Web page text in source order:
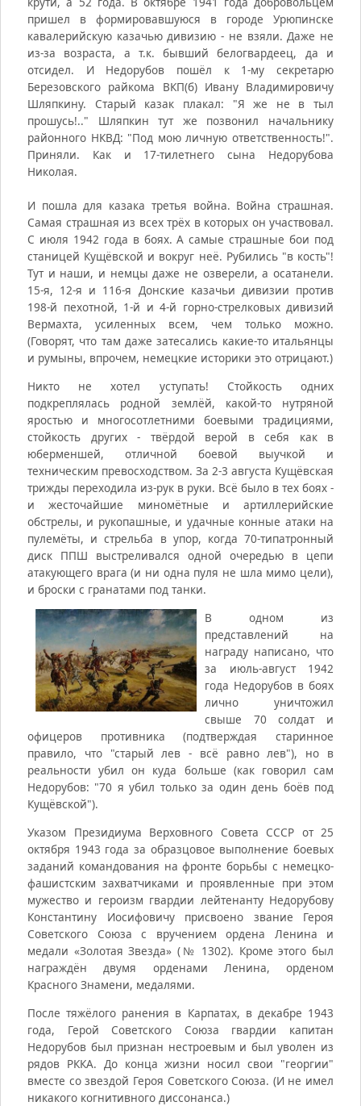
пришел в формировавшуюся в городе Урюпинске
кавалерийскую казачью дивизию - не взяли. Даже не
из-за возраста, а т.к. бывший белогвардеец, да и
отсидел. И Недорубов пошёл к 1-му секретарю
Березовского райкома ВКП(б) Ивану Владимировичу
Шляпкину. Старый казак плакал: "Я же не в тыл
прошусь!.." Шляпкин тут же позвонил начальнику
районного НКВД: "Под мою личную ответственность!".
Приняли. Как и 17-тилетнего сына Недорубова
Николая.
И пошла для казака третья война. Война страшная.
Самая страшная из всех трёх в которых он участвовал.
С июля 1942 года в боях. А самые страшные бои под
станицей Кущёвской и вокруг неё. Рубились "в кость"!
Тут и наши, и немцы даже не озверели, а осатанели.
15-я, 12-я и 116-я Донские казачьи дивизии против
198-й пехотной, 1-й и 4-й горно-стрелковых дивизий
Вермахта, усиленных всем, чем только можно.
(Говорят, что там даже затесались какие-то итальянцы
и румыны, впрочем, немецкие историки это отрицают.)
Никто не хотел уступать! Стойкость одних
подкреплялась родной землёй, какой-то нутряной
яростью и многосотлетними боевыми традициями,
стойкость других - твёрдой верой в себя как в
юберменшей, отличной боевой выучкой и
техническим превосходством. За 2-3 августа Кущёвская
трижды переходила из-рук в руки. Всё было в тех боях -
и жесточайшие миномётные и артиллерийские
обстрелы, и рукопашные, и удачные конные атаки на
пулемёты, и стрельба в упор, когда 70-типатронный
диск ППШ выстреливался одной очередью в цепи
атакующего врага (и ни одна пуля не шла мимо цели),
и броски с гранатами под танки.
В одном из
представлений на
награду написано, что
за июль-август 1942
года Недорубов в боях
лично уничтожил
свыше 70 солдат и
офицеров противника (подтверждая старинное
правило, что "старый лев - всё равно лев"), но в
реальности убил он куда больше (как говорил сам
Недорубов: "70 я убил только за один день боёв под
Кущёвской").
Указом Президиума Верховного Совета СССР от 25
октября 1943 года за образцовое выполнение боевых
заданий командования на фронте борьбы с немецко-
фашистским захватчиками и проявленные при этом
мужество и героизм гвардии лейтенанту Недорубову
Константину Иосифовичу присвоено звание Героя
Советского Союза с вручением ордена Ленина и
медали «Золотая Звезда» (№ 1302). Кроме этого был
награждён двумя орденами Ленина, орденом
Красного Знамени, медалями.
После тяжёлого ранения в Карпатах, в декабре 1943
года, Герой Советского Союза гвардии капитан
Недорубов был признан нестроевым и был уволен из
рядов РККА. До конца жизни носил свои "георгии"
вместе со звездой Героя Советского Союза. (И не имел
никакого когнитивного диссонанса.)